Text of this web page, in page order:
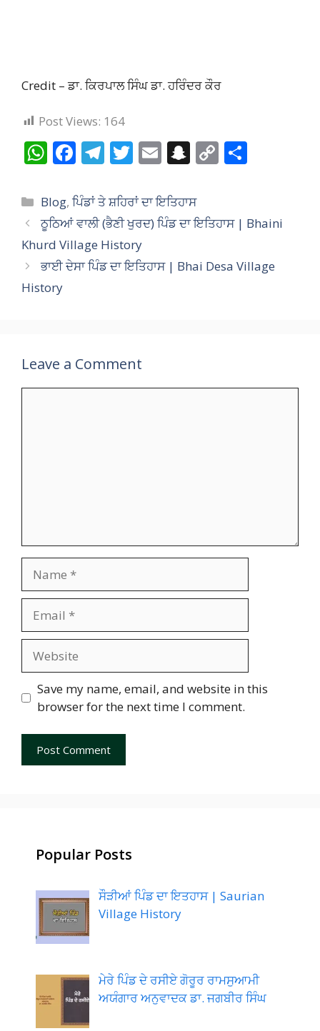
Credit – ਡਾ. ਕਿਰਪਾਲ ਸਿੰਘ ਡਾ. ਹਰਿੰਦਰ ਕੌਰ
Post Views: 164
W
at
s
A
p
p
F
e
b
o
o
T
e
gr
a
m
T
itt
er
E
ai
l
S
a
p
h
C
y
n
e
Categories
Blog,ਪਿੰਡਾਂ ਤੇ ਸ਼ਹਿਰਾਂ ਦਾ ਇਤਿਹਾਸ
ਠੂਠਿਆਂ ਵਾਲੀ (ਭੈਣੀ ਖੁਰਦ) ਪਿੰਡ ਦਾ ਇਤਿਹਾਸ | Bhaini
Khurd Village History
ਭਾਈ ਦੇਸਾ ਪਿੰਡ ਦਾ ਇਤਿਹਾਸ | Bhai Desa Village
History
Leave a Comment
Save my name, email, and website in this
browser for the next time I comment.
Popular Posts
ਸੌੜੀਆਂ ਪਿੰਡ ਦਾ ਇਤਹਾਸ | Saurian
Village History
ਮੇਰੇ ਪਿੰਡ ਦੇ ਰਸੀਏ ਗੋਰੂਰ ਰਾਮਸੁਆਮੀ
ਅਯੰਗਾਰ ਅਨੁਵਾਦਕ ਡਾ. ਜਗਬੀਰ ਸਿੰਘ